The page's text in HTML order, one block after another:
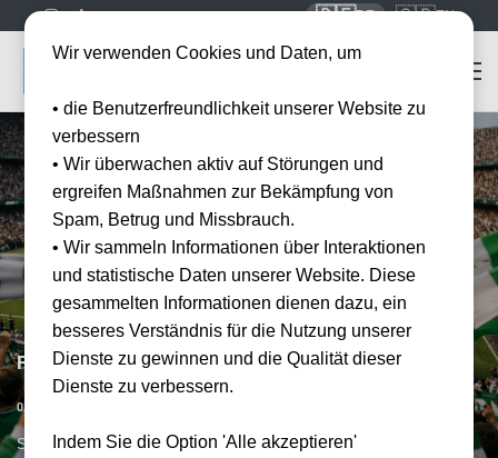
🇩🇪DE 🇬🇧EN
Real Betis Sevilla vs FC Valencia
02.05.2027
SVQ, ESP
Wir verwenden Cookies und Daten, um
• die Benutzerfreundlichkeit unserer Website zu
verbessern
• Wir überwachen aktiv auf Störungen und
ergreifen Maßnahmen zur Bekämpfung von
Spam, Betrug und Missbrauch.
• Wir sammeln Informationen über Interaktionen
und statistische Daten unserer Website. Diese
gesammelten Informationen dienen dazu, ein
besseres Verständnis für die Nutzung unserer
Dienste zu gewinnen und die Qualität dieser
Dienste zu verbessern.
Indem Sie die Option 'Alle akzeptieren'